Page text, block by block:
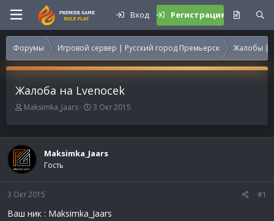
Вход Регистрация
Форумы Игровой сервер | Русский город Премьерск Жалобы |
Жалоба на Lvenocek
А
т
о
р
т
е
м
ы
Maksimka_Jaars
Д
т
а
н
а
3 Окт 2015
Maksimka_Jaars
Гость
3 Окт 2015 #1
Ваш ник : Maksimka_Jaars